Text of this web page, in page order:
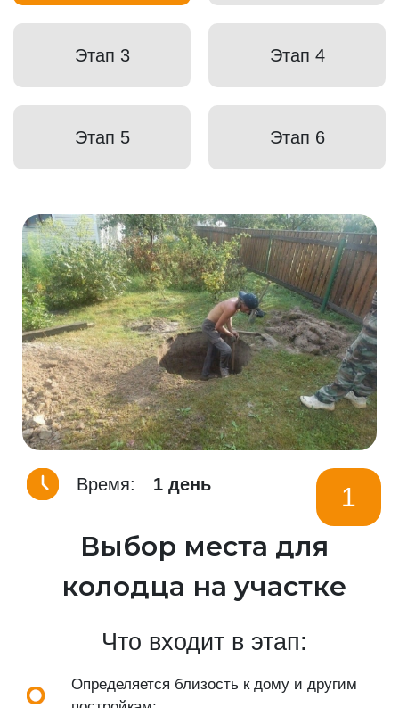
Этап 3 Этап 4
Этап 5 Этап 6
Время: 1 день 1
Выбор места для
колодца на участке
Что входит в этап:
Определяется близость к дому и другим